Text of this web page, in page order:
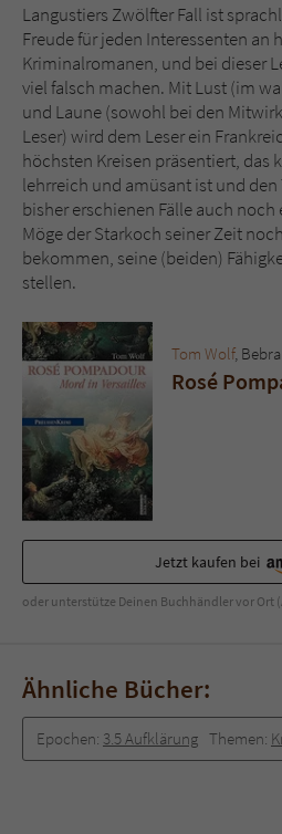
Langustiers Zwölfter Fall ist
Freude für jeden Interessenten an
Kriminalromanen, und bei dieser
viel falsch machen. Mit Lust (im
und Laune (sowohl bei den
Leser) wird dem Leser ein
höchsten Kreisen präsentiert, das
lehrreich und amüsant ist und
bisher erschienen Fälle auch
Möge der Starkoch seiner Zeit
bekommen, seine (beiden)
stellen.
Tom Wolf, Bebra
Rosé
Jetzt kaufen bei
oder unterstütze Deinen Buchhändler vor Ort
Ähnliche Bücher:
Epochen: 3.5 Aufklärung Themen: